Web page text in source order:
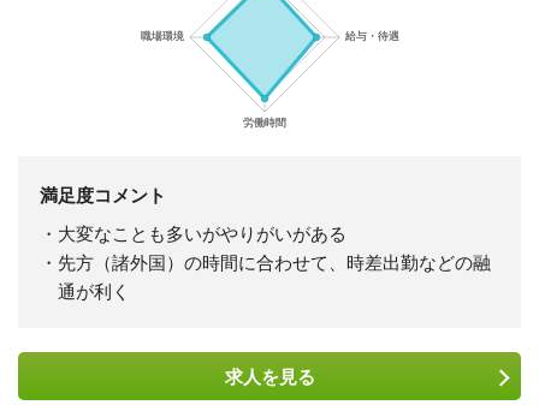
満足度コメント
・大変なことも多いがやりがいがある
・先方（諸外国）の時間に合わせて、時差出勤などの融
通が利く
求人を見る